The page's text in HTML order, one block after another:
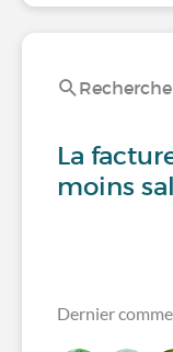
La
moins
Dernier